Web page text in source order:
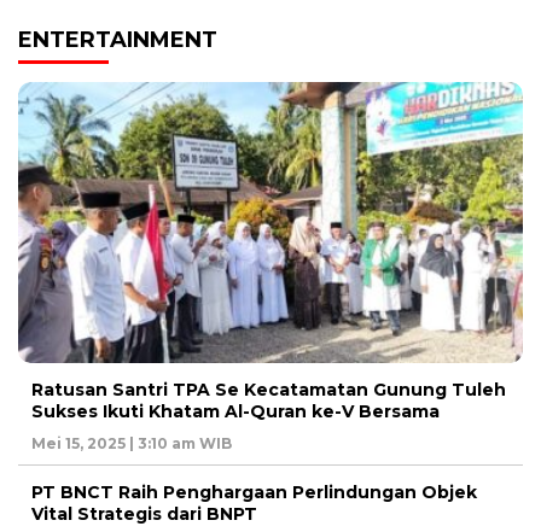
ENTERTAINMENT
Ratusan Santri TPA Se Kecatamatan Gunung Tuleh
Sukses Ikuti Khatam Al-Quran ke-V Bersama
Mei 15, 2025 | 3:10 am WIB
PT BNCT Raih Penghargaan Perlindungan Objek
Vital Strategis dari BNPT